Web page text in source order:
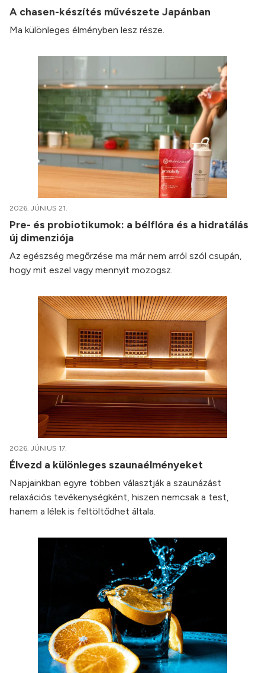
A chasen-készítés művészete Japánban
Ma különleges élményben lesz része.
2026. JÚNIUS 21.
Pre- és probiotikumok: a bélflóra és a hidratálás
új dimenziója
Az egészség megőrzése ma már nem arról szól csupán,
hogy mit eszel vagy mennyit mozogsz.
2026. JÚNIUS 17.
Élvezd a különleges szaunaélményeket
Napjainkban egyre többen választják a szaunázást
relaxációs tevékenységként, hiszen nemcsak a test,
hanem a lélek is feltöltődhet általa.